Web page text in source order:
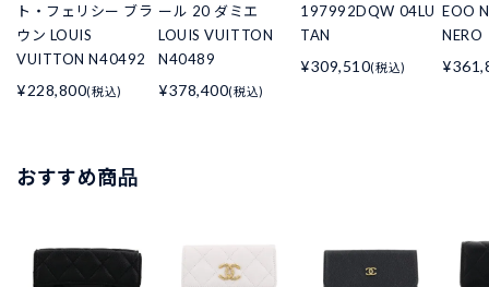
ト・フェリシー ブラ
ウン LOUIS
VUITTON N40492
¥228,800(税込)
ール 20 ダミエ
LOUIS VUITTON
N40489
¥378,400(税込)
197992DQW 04LU
TAN
¥309,510(税込)
EOO
NERO
おすすめ商品